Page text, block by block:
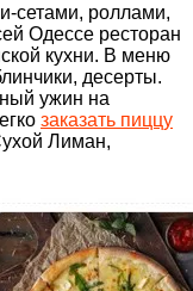
сетами, роллами,
Одессе ресторан
кухни. В меню
десерты.
ужин на
заказать пиццу
Лиман,